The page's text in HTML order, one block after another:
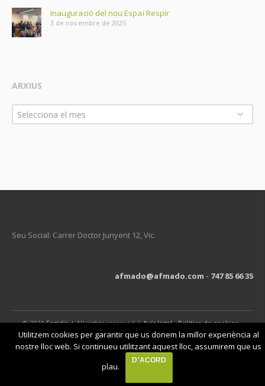
Inauguració del nou Espai Respir
3 de novembre de 2025
ARXIUS
Arxius
Selecciona el mes
Seu Social: Carrer Doctor Junyent 12, Vic.
afmado@afmado.com - 747 85 66 35
© 2021Engidia| All rights reserved |Avís legal-Política de cookies-
Política de privacitat
Utilitzem cookies per garantir que us donem la millor experiència al
nostre lloc web. Si continueu utilitzant aquest lloc, assumirem que us
plau.
D'ACORD